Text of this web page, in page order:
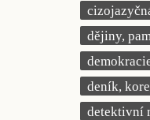
dějiny,
deník,
detektivní